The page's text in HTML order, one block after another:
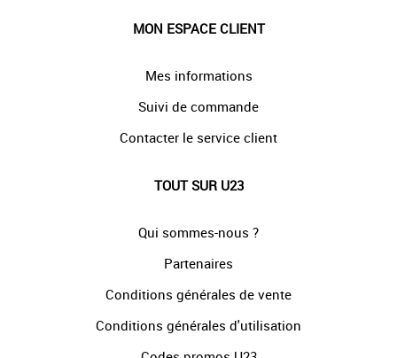
MON ESPACE CLIENT
Mes informations
Suivi de commande
Contacter le service client
TOUT SUR U23
Qui sommes-nous ?
Partenaires
Conditions générales de vente
Conditions générales d'utilisation